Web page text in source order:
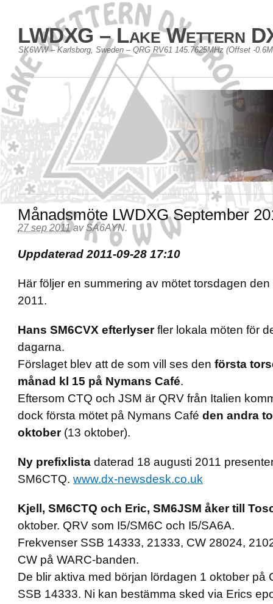
LWDXG – Lake Wettern
SK6WW – Karlsborg, Sweden – QRG RV61 145.7625MHz (Offset -
Månadsmöte LWDXG September
27 sep 2011 avSA6AYN.
Uppdaterad 2011-09-28 17:10
Här följer en summering av mötet torsdagen
2011.
Hans SM6CVX efterlyserfler lokala möten för
dagarna.
Förslaget blev att de som vill ses den första
månad kl 15 på Nymans Café.
Eftersom CTQ och JSM är QRV från Italien
dock första mötet på Nymans Café den andra
oktober(13 oktober).
Ny prefixlista daterad 18 augusti 2011
SM6CTQ. www.dx-newsdesk.co.uk
Kjell, SM6CTQ och Eric, SM6JSM åker till
oktober. QRV som I5/SM6C och I5/SA6A.
Frekvenser SSB 14333, 21333, CW 28024,
CW på WARC-banden.
De blir aktiva med början lördagen 1 oktober på
SSB 14333. Ni kan bestämma sked via Erics